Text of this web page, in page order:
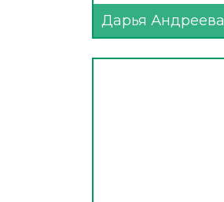
Дарья Андреева